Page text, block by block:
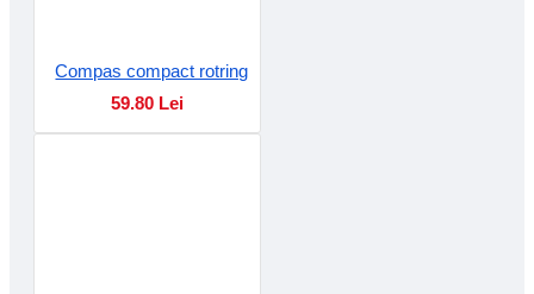
Compas compact rotring
59.80 Lei